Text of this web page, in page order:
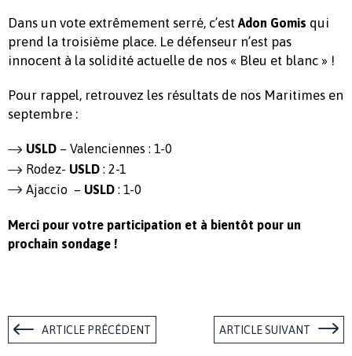
Dans un vote extrêmement serré, c’est Adon Gomis qui
prend la troisième place. Le défenseur n’est pas
innocent à la solidité actuelle de nos « Bleu et blanc » !
Pour rappel, retrouvez les résultats de nos Maritimes en
septembre :
USLD – Valenciennes : 1-0
Rodez- USLD : 2-1
Ajaccio – USLD : 1-0
Merci pour votre participation et à bientôt pour un
prochain sondage !
ARTICLE PRÉCÉDENT ARTICLE SUIVANT